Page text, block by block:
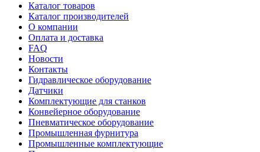
Каталог товаров
Каталог производителей
О компании
Оплата и доставка
FAQ
Новости
Контакты
Гидравлическое оборудование
Датчики
Комплектующие для станков
Конвейерное оборудование
Пневматическое оборудование
Промышленная фурнитура
Промышленные комплектующие